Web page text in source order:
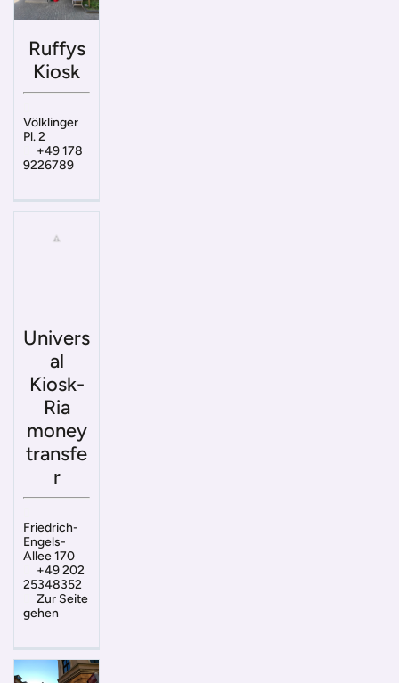
Ruffys
Kiosk
Völklinger
Pl. 2
+49 178
9226789
Univers
al
Kiosk-
Ria
money
transfe
r
Friedrich-
Engels-
Allee 170
+49 202
25348352
Zur Seite
gehen